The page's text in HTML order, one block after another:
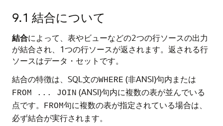
9.1 結合について
結合によって、表やビューなどの2つの行ソースの出力
が結合され、1つの行ソースが返されます。返される行
ソースはデータ・セットです。
結合の特徴は、SQL文のWHERE (非ANSI)句内または
FROM ... JOIN (ANSI)句内に複数の表が並んでいる
点です。
FROM句に複数の表が指定されている場合は、
必ず結合が実行されます。